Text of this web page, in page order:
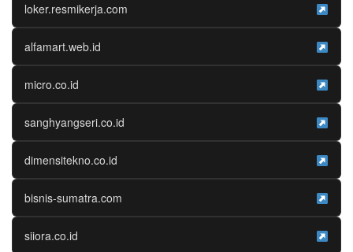
loker.resmikerja.com
alfamart.web.id
micro.co.id
sanghyangseri.co.id
dimensitekno.co.id
bisnis-sumatra.com
siiora.co.id